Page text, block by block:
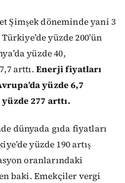
Şimşek döneminde yani 3
yüzde 200’ün
yüzde 40,
arttı. Enerji fiyatları
yüzde 6,7
277 arttı.
dünyada gıda fiyatları
yüzde 190 artış
oranlarındaki
baki. Emekçiler vergi